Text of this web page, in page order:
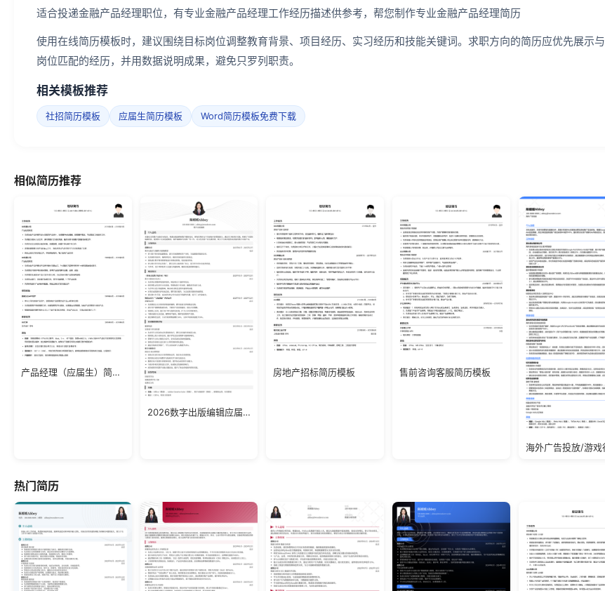
适合投递金融产品经理职位，有专业金融产品经理工作经历描述供参考，帮您制作专业金融产品经理简历
使用在线简历模板时，建议围绕目标岗位调整教育背景、项目经历、实习经历和技能关键词。求职方向的简历应优先展示与
岗位匹配的经历，并用数据说明成果，避免只罗列职责。
相关模板推荐
社招简历模板 应届生简历模板 Word简历模板免费下载
相似简历推荐
产品经理（应届生）简历模板
2026数字出版编辑应届生简历模板
房地产招标简历模板 售前咨询客服简历模板
热门简历